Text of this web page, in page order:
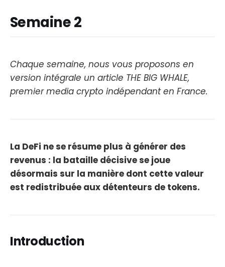
Semaine 2
Chaque semaine, nous vous proposons en
version intégrale un article THE BIG WHALE,
premier media crypto indépendant en France.
La DeFi ne se résume plus à générer des
revenus : la bataille décisive se joue
désormais sur la manière dont cette valeur
est redistribuée aux détenteurs de tokens.
Introduction